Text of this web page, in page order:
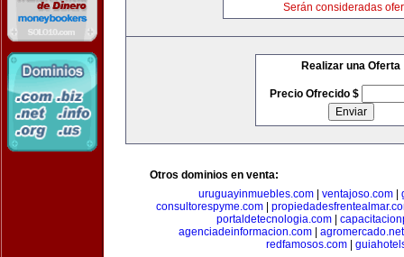
Serán consideradas
Realizar una Oferta
Precio Ofrecido $
Otros dominios en venta:
uruguayinmuebles.com| ventajoso.com|
consultorespyme.com|
portaldetecnologia.com|
agenciadeinformacion.com
agromercado.net
redfamosos.com